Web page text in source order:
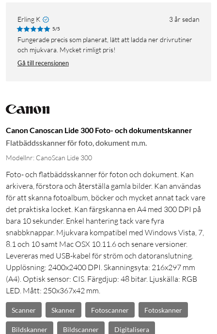
Erling K 3 år sedan
5/5
Fungerade precis som planerat, lätt att ladda ner drivrutiner
och mjukvara. Mycket rimligt pris!
Gå till recensionen
Canon Canoscan Lide 300 Foto- och dokumentskanner
Flatbäddsskanner för foto, dokument m.m.
Modellnr: CanoScan Lide 300
Foto- och flatbäddsskanner för foton och dokument. Kan
arkivera, förstora och återställa gamla bilder. Kan användas
för att skanna fotoalbum, böcker och mycket annat tack vare
det praktiska locket. Kan färgskanna en A4 med 300 DPI på
bara 10 sekunder. Enkel hantering tack vare fyra
snabbknappar. Mjukvara kompatibel med Windows Vista, 7,
8.1 och 10 samt Mac OSX 10.11.6 och senare versioner.
Levereras med USB-kabel för ström och datoranslutning.
Upplösning: 2400x2400 DPI. Skanningsyta: 216x297 mm
(A4). Optisk sensor: CIS. Färgdjup: 48 bitar. Ljuskälla: RGB
LED. Mått: 250x367x42 mm.
Scanner Skanner Fotoscanner Fotoskanner
Bildskanner Bildscanner Digitalisera